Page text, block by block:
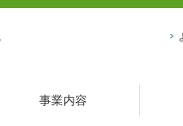
事業内容